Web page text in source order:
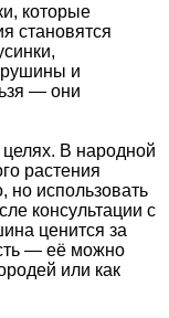
которые
становятся
и
— они
В народной
растения
но использовать
консультации с
ценится за
— её можно
или как